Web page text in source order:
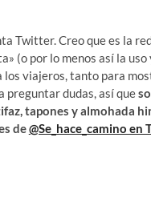
Twitter. Creo que es la
(o por lo menos así la
los viajeros, tanto para
preguntar dudas, así que
tapones y almohada
de@Se_hace_camino en